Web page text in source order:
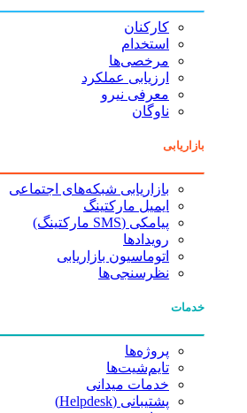
کارکنان
استخدام
مرخصی‌ها
ارزیابی عملکرد
معرفی نیرو
ناوگان
بازاریابی
بازاریابی شبکه‌های اجتماعی
ایمیل مارکتینگ
پیامکی (SMS مارکتینگ)
رویدادها
اتوماسیون بازاریابی
نظرسنجی‌ها
خدمات
پروژه‌ها
تایم‌شیت‌ها
خدمات میدانی
پشتیبانی (Helpdesk)